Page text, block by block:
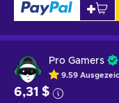
Pro Gamers
9.59
6,31 $